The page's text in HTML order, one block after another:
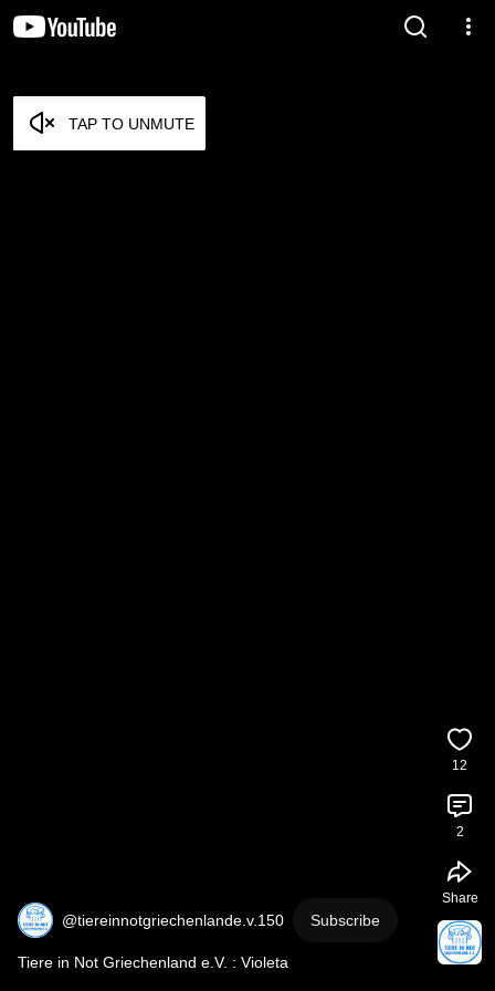
TAP TO UNMUTE
@tiereinnotgriechenlande.v.150 Subscribe
Tiere in Not Griechenland e.V. : Violeta
12
2
Share